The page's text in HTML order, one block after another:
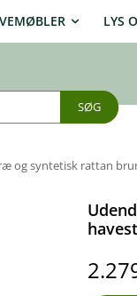
LYS
SØG
og syntetisk rattan